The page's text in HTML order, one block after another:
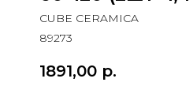
CUBE CERAMICA
89273
1891,00 р.